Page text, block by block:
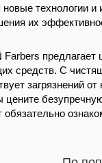
технологии и
их
предлагает
средств. С
загрязнений от
цените
обязательно